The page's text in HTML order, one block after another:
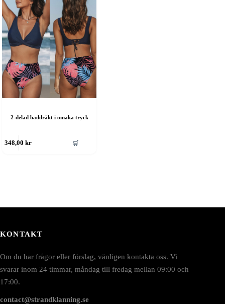
2-delad baddräkt i omaka tryck
348,00kr 🛒
KONTAKT
Om du har frågor eller förslag, vänligen kontakta oss. Vi
svarar inom 24 timmar, måndag till fredag mellan 09:00 och
17:00.
contact@strandklanning.se